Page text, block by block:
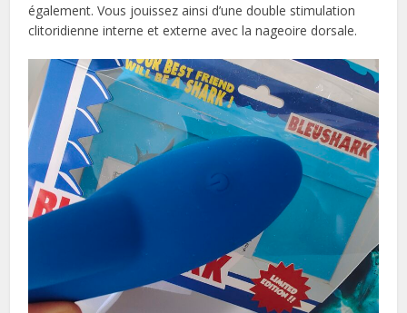
également. Vous jouissez ainsi d’une double stimulation
clitoridienne interne et externe avec la nageoire dorsale.